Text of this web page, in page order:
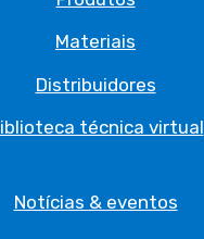
Materiais
Distribuidores
técnica virtual
Notícias & eventos